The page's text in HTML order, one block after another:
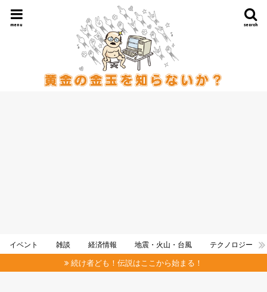
search
menu
イベント 雑談 経済情報 地震・火山・台風 テクノロジー
続け者ども！伝説はここから始まる！